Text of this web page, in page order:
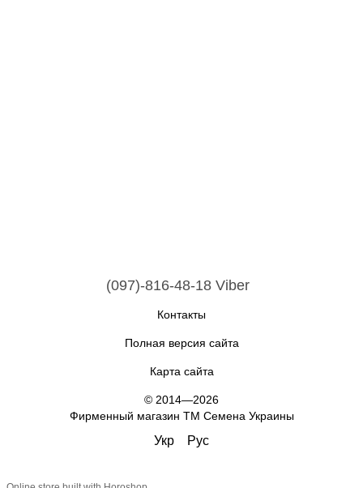
(097)-816-48-18 Viber
Контакты
Полная версия сайта
Карта сайта
© 2014—2026
Фирменный магазин ТМ Семена Украины
Укр Рус